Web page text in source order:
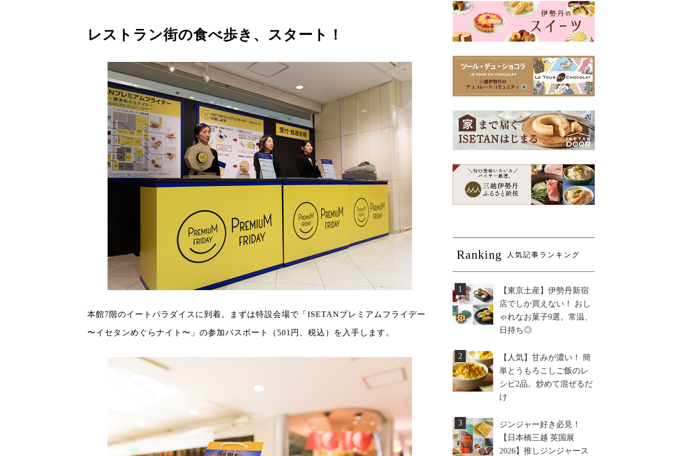
レストラン街の食べ歩き、スタート！
本館7階のイートパラダイスに到着。まずは特設会場で「ISETANプレミアムフライデー
〜イセタンめぐらナイト〜」の参加パスポート（501円、税込）を入手します。
Ranking 人気記事ランキング
1
【東京土産】伊勢丹新宿
店でしか買えない！ おし
ゃれなお菓子9選。常温、
日持ち◎
2
【人気】甘みが濃い！ 簡
単とうもろこしご飯のレ
シピ2品。炒めて混ぜるだ
け
3
ジンジャー好き必見！
【日本橋三越 英国展
2026】推しジンジャース